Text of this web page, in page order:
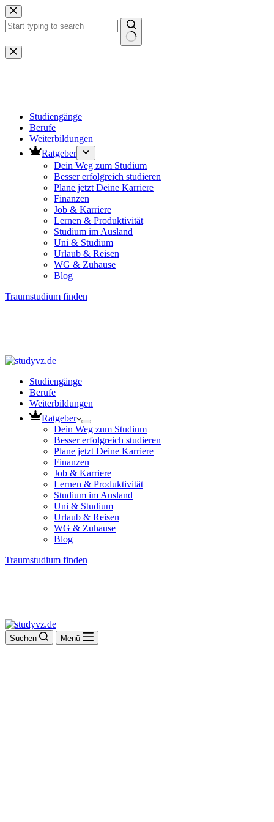
Zum
Inhalt
springen
Keine
Ergebnisse
Studiengänge
Berufe
Weiterbildungen
Ratgeber
Dein Weg zum Studium
Besser erfolgreich studieren
Plane jetzt Deine Karriere
Finanzen
Job & Karriere
Lernen & Produktivität
Studium im Ausland
Uni & Studium
Urlaub & Reisen
WG & Zuhause
Blog
Traumstudium finden
Studiengänge
Berufe
Weiterbildungen
Ratgeber
Dein Weg zum Studium
Besser erfolgreich studieren
Plane jetzt Deine Karriere
Finanzen
Job & Karriere
Lernen & Produktivität
Studium im Ausland
Uni & Studium
Urlaub & Reisen
WG & Zuhause
Blog
Traumstudium finden
Suchen Menü